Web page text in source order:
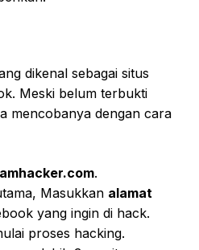
dikenal sebagai situs
Meski belum terbukti
mencobanya dengan cara
.
Masukkan alamat
yang ingin di hack.
proses hacking.